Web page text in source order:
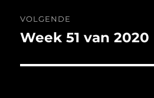
VOLGENDE
Volgend
Week 51 van 2020